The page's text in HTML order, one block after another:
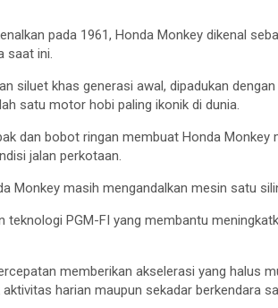
pada 1961, Honda Monkey dikenal
saat ini.
siluet khas generasi awal, dipadukan
satu motor hobi paling ikonik di dunia.
dan bobot ringan membuat Honda Monkey
jalan perkotaan.
Monkey masih mengandalkan mesin satu
teknologi PGM-FI yang membantu
memberikan akselerasi yang halus
harian maupun sekadar berkendara